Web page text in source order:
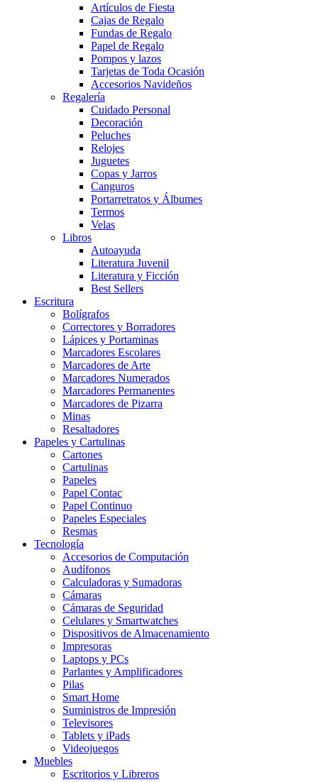
Artículos de Fiesta
Cajas de Regalo
Fundas de Regalo
Papel de Regalo
Pompos y lazos
Tarjetas de Toda Ocasión
Accesorios Navideños
Regalería
Cuidado Personal
Decoración
Peluches
Relojes
Juguetes
Copas y Jarros
Canguros
Portarretratos y Álbumes
Termos
Velas
Libros
Autoayuda
Literatura Juvenil
Literatura y Ficción
Best Sellers
Escritura
Bolígrafos
Correctores y Borradores
Lápices y Portaminas
Marcadores Escolares
Marcadores de Arte
Marcadores Numerados
Marcadores Permanentes
Marcadores de Pizarra
Minas
Resaltadores
Papeles y Cartulinas
Cartones
Cartulinas
Papeles
Papel Contac
Papel Continuo
Papeles Especiales
Resmas
Tecnología
Accesorios de Computación
Audífonos
Calculadoras y Sumadoras
Cámaras
Cámaras de Seguridad
Celulares y Smartwatches
Dispositivos de Almacenamiento
Impresoras
Laptops y PCs
Parlantes y Amplificadores
Pilas
Smart Home
Suministros de Impresión
Televisores
Tablets y iPads
Videojuegos
Muebles
Escritorios y Libreros